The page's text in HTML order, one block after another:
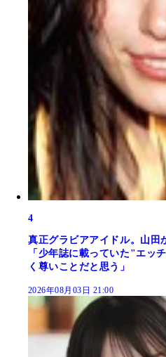
4
真正グラビアアイドル。山田
「少年誌に載っていた"エッ
く尊いことだと思う」
2026年08月03日 21:00